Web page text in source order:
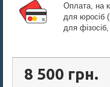
Оплата, на
для юросіб
для фізосіб,
8 500 грн.